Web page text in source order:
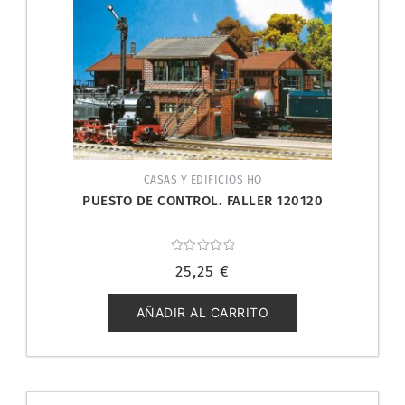
CASAS Y EDIFICIOS HO
PUESTO DE CONTROL. FALLER 120120
con
de
5
25,25 €
AÑADIR AL CARRITO